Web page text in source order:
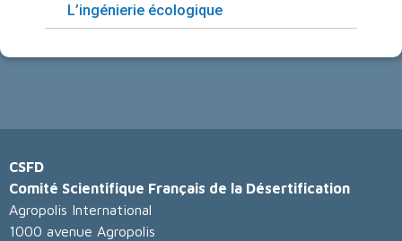
L’ingénierie écologique
CSFD
Comité Scientifique Français de la Désertification
Agropolis International
1000 avenue Agropolis